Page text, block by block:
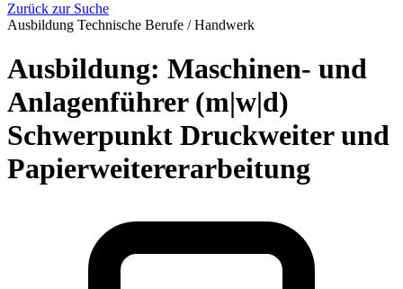
Zurück zur Suche
Ausbildung Technische Berufe / Handwerk
Ausbildung: Maschinen- und
Anlagenführer (m|w|d)
Schwerpunkt Druckweiter und
Papierweitererarbeitung